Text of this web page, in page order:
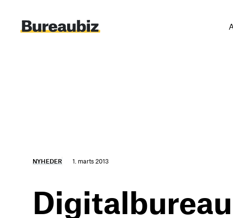
indhold
NYHEDER 1. marts 2013